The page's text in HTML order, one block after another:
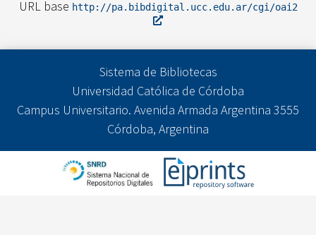
URL base http://pa.bibdigital.ucc.edu.ar/cgi/oai2
Sistema de Bibliotecas
Universidad Católica de Córdoba
Campus Universitario. Avenida Armada Argentina 3555
Córdoba, Argentina